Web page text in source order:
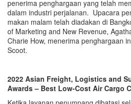
penerima penghargaan yang telah
dalam industri perjalanan. Upacara
makan malam telah diadakan di
of Marketing and New Revenue,
Charie How, menerima penghargaan
Scoot.
2022 Asian Freight, Logistics and
Awards – Best Low-Cost Air Cargo